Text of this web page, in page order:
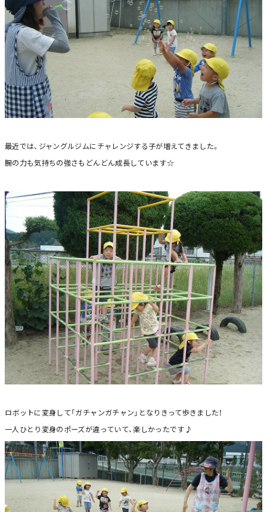
最近では、ジャングルジムにチャレンジする子が増えてきました。
腕の力も気持ちの強さもどんどん成長しています☆
ロボットに変身して「ガチャンガチャン」となりきって歩きました！
一人ひとり変身のポーズが違っていて、楽しかったです♪